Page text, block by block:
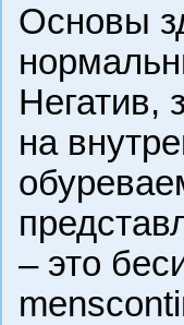
Основы
Негатив,
на
– это